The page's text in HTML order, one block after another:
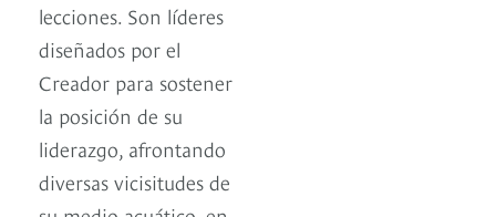
lecciones. Son líderes
diseñados por el
Creador para sostener
la posición de su
liderazgo, afrontando
diversas vicisitudes de